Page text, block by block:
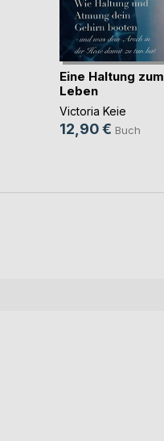
Eine Haltung zum
Leben
Victoria Keie
12,90 € Buch